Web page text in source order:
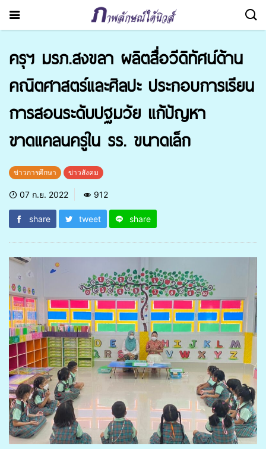
ครุฯ มรภ.สงขลา ผลิตสื่อวีดิทัศน์ด้าน
คณิตศาสตร์และศิลปะ ประกอบการเรียน
การสอนระดับปฐมวัย แก้ปัญหา
ขาดแคลนครูใน รร. ขนาดเล็ก
ข่าวการศึกษา ข่าวสังคม
07 ก.ย. 2022 912
share tweet share